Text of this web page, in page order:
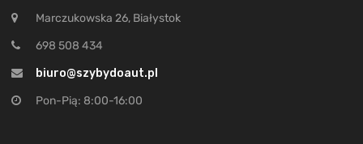
Marczukowska 26, Białystok
698 508 434
biuro@szybydoaut.pl
Pon-Pią: 8:00-16:00